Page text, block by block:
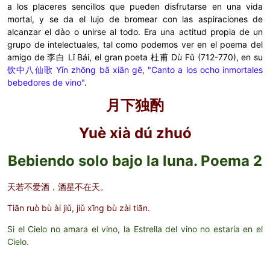
a los placeres sencillos que pueden disfrutarse en una vida
mortal, y se da el lujo de bromear con las aspiraciones de
alcanzar el dào o unirse al todo. Era una actitud propia de un
grupo de intelectuales, tal como podemos ver en el poema del
amigo de李白 Lǐ Bái, el gran poeta杜甫 Dù Fǔ (712-770), en su
饮中八仙歌 Yǐn zhōng bā xiān gē, "Canto a los ocho inmortales
bebedores de vino".
月下独酌
Yuè xià dú zhuó
Bebiendo solo bajo la luna. Poema 2
天若不爱酒，酒星不在天。
Tiān ruò bù ài jiǔ, jiǔ xīng bù zài tiān.
Si el Cielo no amara el vino, la Estrella del vino no estaría en el
Cielo.